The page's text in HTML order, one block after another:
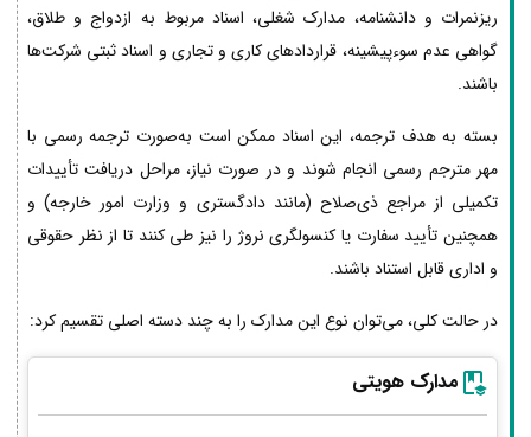
ریزنمرات و دانشنامه، مدارک شغلی، اسناد مربوط به ازدواج و طلاق،
گواهی عدم سوءپیشینه، قراردادهای کاری و تجاری و اسناد ثبتی شرکت‌ها
باشند.
بسته به هدف ترجمه، این اسناد ممکن است به‌صورت ترجمه رسمی با
مهر مترجم رسمی انجام شوند و در صورت نیاز، مراحل دریافت تأییدات
تکمیلی از مراجع ذی‌صلاح (مانند دادگستری و وزارت امور خارجه) و
همچنین تأیید سفارت یا کنسولگری نروژ را نیز طی کنند تا از نظر حقوقی
و اداری قابل استناد باشند.
در حالت کلی، می‌توان نوع این مدارک را به چند دسته اصلی تقسیم کرد:
مدارک هویتی